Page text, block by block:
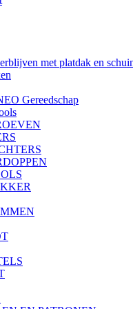
met platdak en
Gereedschap